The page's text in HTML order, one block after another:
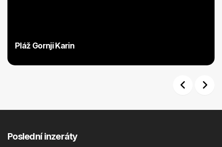
Pláž Gornji Karin
Poslední inzeráty